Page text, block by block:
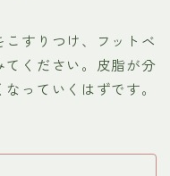
すりつけ、フットベ
てください。皮脂が分
っていくはずです。